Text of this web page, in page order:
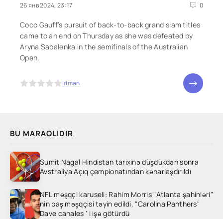
BU MARAQLIDIR
Sumit Nagal Hindistan tarixinə düşdükdən sonra
Avstraliya Açıq çempionatından kənarlaşdırıldı
NFL məşqçi karuseli: Rahim Morris "Atlanta şahinləri"
nin baş məşqçisi təyin edildi, "Carolina Panthers"
Dave canales ' i işə götürdü
26 янв 2024, 23:17 0
Coco Gauff’s pursuit of back-to-back grand slam titles
came to an end on Thursday as she was defeated by
Aryna Sabalenka in the semifinals of the Australian
Open.
Idman